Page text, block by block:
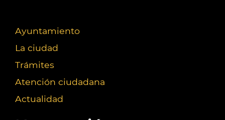
Ayuntamiento
La ciudad
Trámites
Atención ciudadana
Actualidad